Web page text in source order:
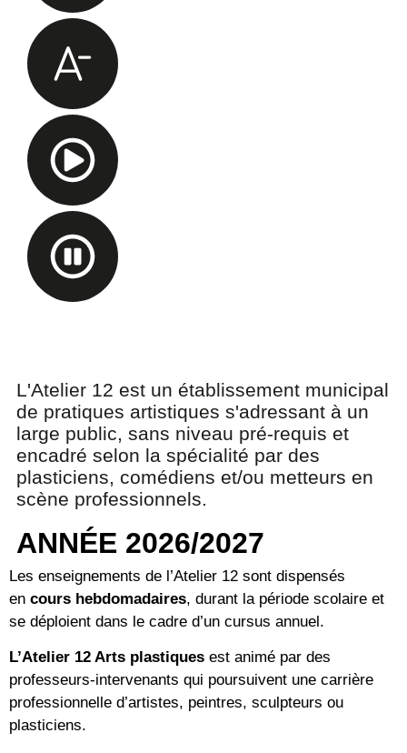
L'Atelier 12 est un établissement municipal
de pratiques artistiques s'adressant à un
large public, sans niveau pré-requis et
encadré selon la spécialité par des
plasticiens, comédiens et/ou metteurs en
scène professionnels.
ANNÉE 2026/2027
Les enseignements de l’Atelier 12 sont dispensés
en cours hebdomadaires, durant la période scolaire et
se déploient dans le cadre d’un cursus annuel.
L’Atelier 12 Arts plastiques est animé par des
professeurs-intervenants qui poursuivent une carrière
professionnelle d’artistes, peintres, sculpteurs ou
plasticiens.